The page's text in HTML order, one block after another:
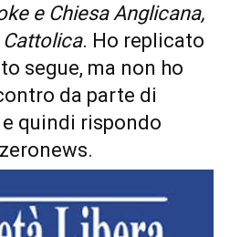
e Chiesa Anglicana,
Cattolica. Ho replicato
segue, ma non ho
da parte di
e quindi rispondo